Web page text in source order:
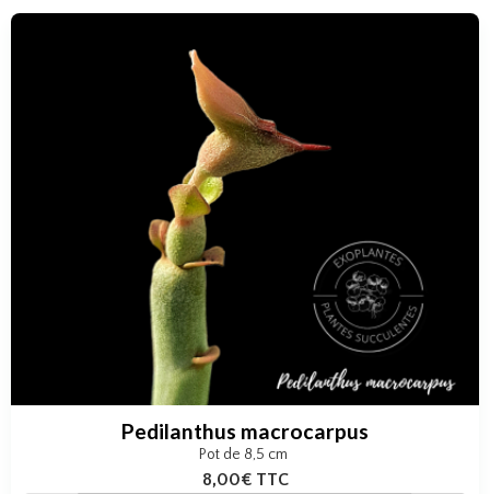
Pedilanthus macrocarpus
Pot de 8,5 cm
8,00€ TTC